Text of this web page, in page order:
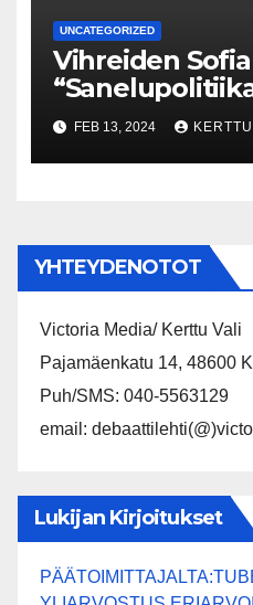
UNCATEGORIZED
Vihreiden
maata kuntoon
FEB 13, 2024
YHTEYDENOTOT
Victoria Media/ Kerttu Vali
Pajamäenkatu 14, 48600
Puh/SMS: 040-5563129
email:
Lukijan Kirjoitukset